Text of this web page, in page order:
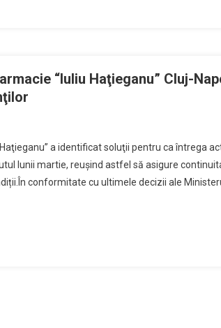
“Iuliu Haţieganu” Cluj-
a identificat soluţii pentru ca întrega
lunii martie, reuşind astfel să asigure
conformitate cu ultimele decizii ale